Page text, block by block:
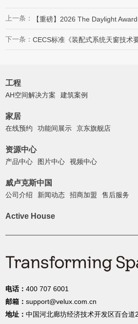
上一条： 【重磅】2026 The Daylight
下一条：
工程
AH空间解决方案 建筑案例
家居
在线预约 功能间展示 京东旗舰店
资源中心
产品中心 图片中心 视频中心
威卢克斯中国
公司介绍 新闻动态 招商加盟 售后服务
Active House
电话：400 707 6001
邮箱：support@velux.com.cn
地址：中国河北廊坊经济技术开发区百合道